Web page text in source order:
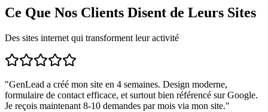
Ce Que Nos Clients Disent de Leurs Sites
Des sites internet qui transforment leur activité
"GenLead a créé mon site en 4 semaines. Design moderne,
formulaire de contact efficace, et surtout bien référencé sur Google.
Je reçois maintenant 8-10 demandes par mois via mon site."